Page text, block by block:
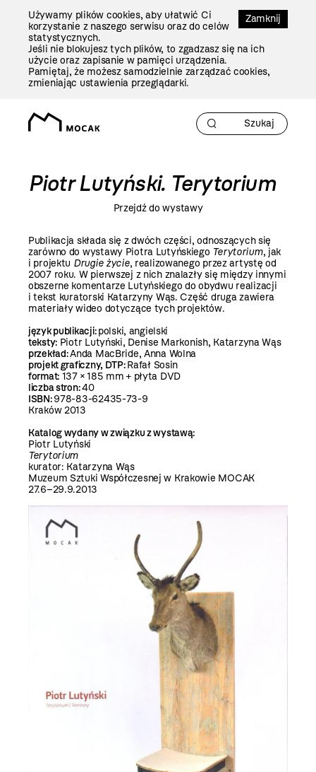
Zamknij
Używamy plików cookies, aby ułatwić Ci
korzystanie z naszego serwisu oraz do celów
statystycznych.
Jeśli nie blokujesz tych plików, to zgadzasz się na ich
użycie oraz zapisanie w pamięci urządzenia.
Pamiętaj, że możesz samodzielnie zarządzać cookies,
zmieniając ustawienia przeglądarki.
Piotr Lutyński. Terytorium
Przejdź do wystawy
Publikacja składa się z dwóch części, odnoszących się
zarówno do wystawy Piotra Lutyńskiego Terytorium, jak
i projektu Drugie życie, realizowanego przez artystę od
2007 roku. W pierwszej z nich znalazły się między innymi
obszerne komentarze Lutyńskiego do obydwu realizacji
i tekst kuratorski Katarzyny Wąs. Część druga zawiera
materiały wideo dotyczące tych projektów.
język publikacji:polski, angielski
teksty: Piotr Lutyński, Denise Markonish, Katarzyna Wąs
przekład:Anda MacBride, Anna Wolna
projekt graficzny, DTP:Rafał Sosin
format: 137 × 185 mm + płyta DVD
liczba stron:40
ISBN:978-83-62435-73-9
Kraków 2013
Katalog wydany w związku z wystawą:
Piotr Lutyński
Terytorium
kurator: Katarzyna Wąs
Muzeum Sztuki Współczesnej w Krakowie MOCAK
27.6–29.9.2013